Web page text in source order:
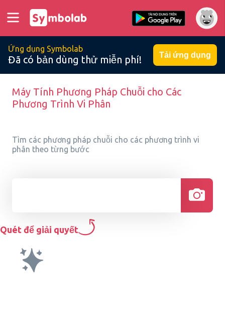
Ứng dụng Symbolab
Đã có bản dùng thử miễn phí! Tải ứng dụng
Máy Tính Phương Pháp Chuỗi cho Các
Phương Trình Vi Phân
Tìm các phương pháp chuỗi cho các phương trình vi
phân theo từng bước
Quét để giải quyết